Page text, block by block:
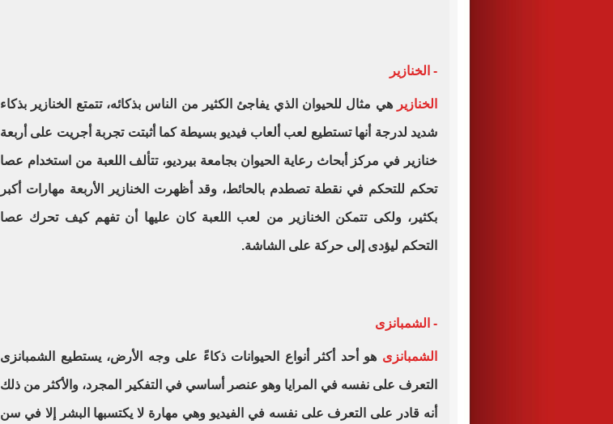
- الخنازير
الخنازيرهي مثال للحيوان الذي يفاجئ الكثير من الناس بذكائه، تتمتع الخنازير بذكاء
شديد لدرجة أنها تستطيع لعب ألعاب فيديو بسيطة كما أثبتت تجربة أجريت على أربعة
خنازير في مركز أبحاث رعاية الحيوان بجامعة بيرديو، تتألف اللعبة من استخدام عصا
تحكم للتحكم في نقطة تصطدم بالحائط، وقد أظهرت الخنازير الأربعة مهارات أكبر
بكثير، ولكى تتمكن الخنازير من لعب اللعبة كان عليها أن تفهم كيف تحرك عصا
التحكم ليؤدى إلى حركة على الشاشة.
- الشمبانزى
الشمبانزى هو أحد أكثر أنواع الحيوانات ذكاءً على وجه الأرض، يستطيع الشمبانزى
التعرف على نفسه في المرايا وهو عنصر أساسي في التفكير المجرد، والأكثر من ذلك
أنه قادر على التعرف على نفسه في الفيديو وهي مهارة لا يكتسبها البشر إلا في سن